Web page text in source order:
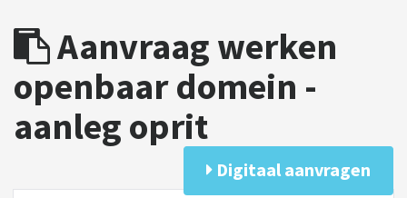
Aanvraag werken
openbaar domein -
aanleg oprit
Digitaal aanvragen